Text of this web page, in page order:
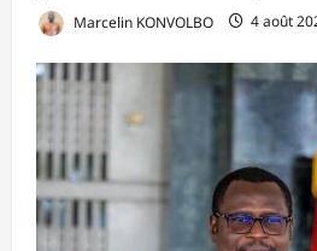
Marcelin KONVOLBO 4 août